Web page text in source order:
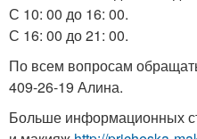
С 10: 00 до 16: 00.
С 16: 00 до 21: 00.
По всем вопросам
409-26-19 Алина.
Больше информационных